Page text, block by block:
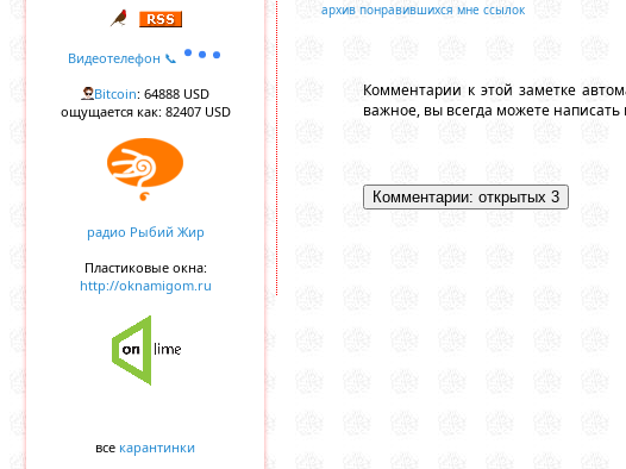
Видеотелефон 📞
Bitcoin: 64888 USD
ощущается как: 82407 USD
радио Рыбий Жир
Пластиковые окна:
http://oknamigom.ru
все карантинки
архив понравившихся мне ссылок
Комментарии к этой заметке
важное, вы всегда можете